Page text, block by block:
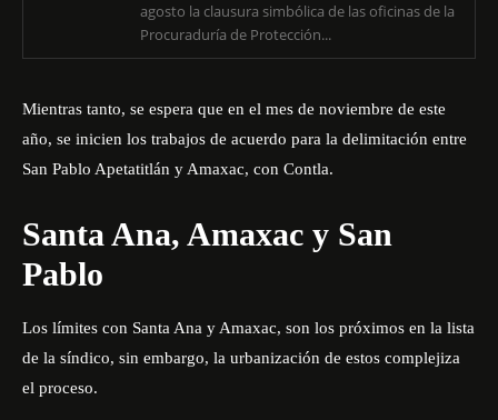
agosto la clausura simbólica de las oficinas de la
Procuraduría de Protección...
Mientras tanto, se espera que en el mes de noviembre de este
año, se inicien los trabajos de acuerdo para la delimitación entre
San Pablo Apetatitlán y Amaxac, con Contla.
Santa Ana, Amaxac y San
Pablo
Los límites con Santa Ana y Amaxac, son los próximos en la lista
de la síndico, sin embargo, la urbanización de estos complejiza
el proceso.